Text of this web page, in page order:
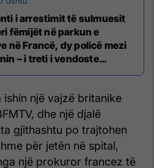
i arrestimit të sulmuesit
fëmijët në parkun e
në Francë, dy policë mezi
– i treti i vendoste
një vajzë britanike
dhe një djalë
gjithashtu po trajtohen
për jetën në spital,
një prokuror francez të